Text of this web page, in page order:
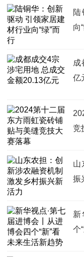
向
成
亿
竞
山
振
新
个